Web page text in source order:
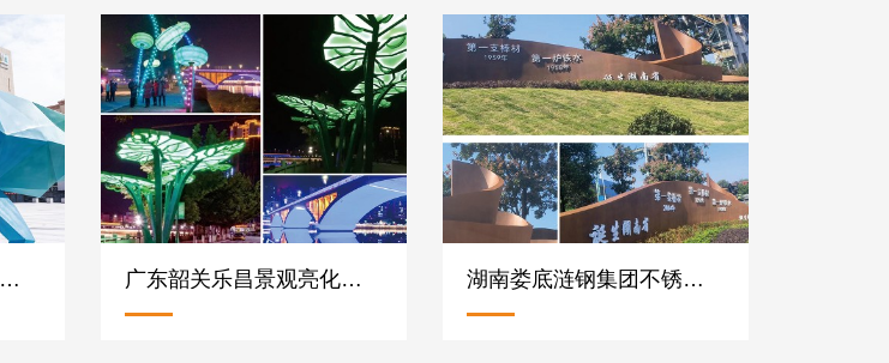
山东烟台莱阳新天地广场不锈钢恐龙雕塑定制案例 广东韶关乐昌景观亮化工程不锈钢雕塑摆件定制案例 湖南娄底涟钢集团不锈钢异形雕塑摆件定制案例